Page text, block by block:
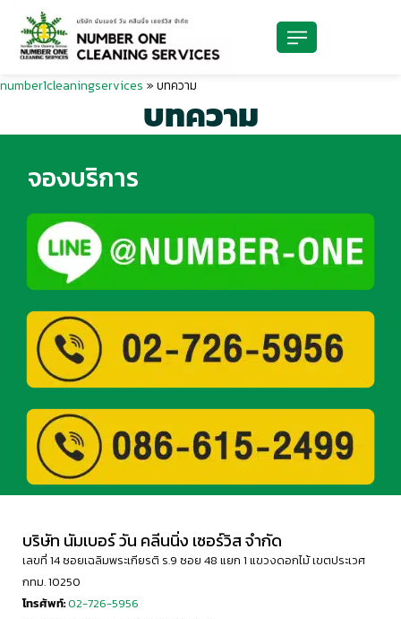
number1cleaningservices » บทความ
บทความ
จองบริการ
บริษัท นัมเบอร์ วัน คลีนนิ่ง เซอร์วิส จำกัด
เลขที่ 14 ซอยเฉลิมพระเกียรติ ร.9 ซอย 48 แยก 1 แขวงดอกไม้ เขตประเวศ
กทม. 10250
โทรศัพท์: 02-726-5956